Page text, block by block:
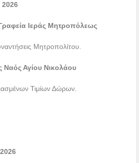
Ιεράς Μητροπόλεως
Μητροπολίτου.
Ναός Αγίου Νικολάου
Τιμίων Δώρων.